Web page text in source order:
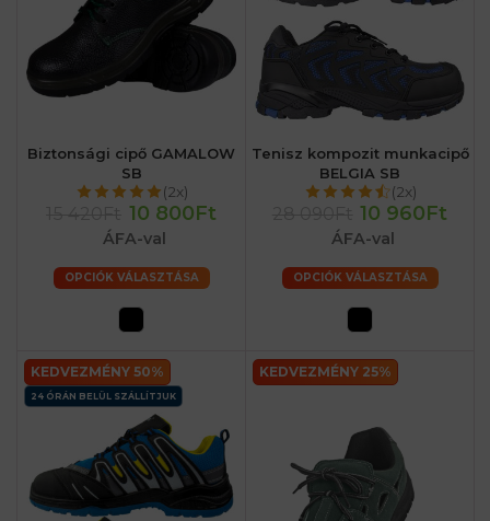
Biztonsági cipő GAMALOW
SB
(2x)
10 800Ft
ÁFA-val
OPCIÓK VÁLASZTÁSA
Tenisz kompozit munkacipő
BELGIA SB
(2x)
10 960Ft
ÁFA-val
OPCIÓK VÁLASZTÁSA
KEDVEZMÉNY 50%
24 ÓRÁN BELÜL SZÁLLÍTJUK
KEDVEZMÉNY 25%